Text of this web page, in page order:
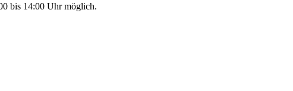
bis 14:00 Uhr möglich.